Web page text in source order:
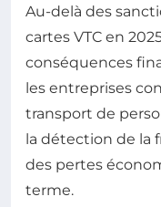
Au-delà des
cartes VTC en
conséquences
les entreprises
transport de
la détection de la
des pertes
terme.